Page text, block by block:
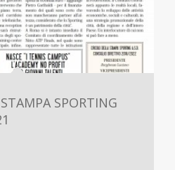
SPORTING